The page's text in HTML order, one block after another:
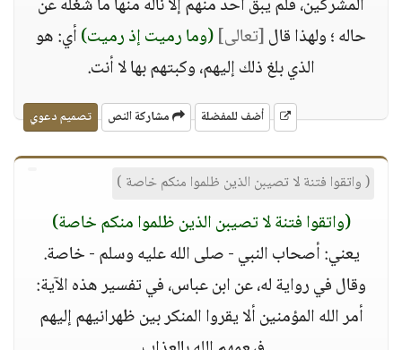
المشركين، فلم يبق أحد منهم إلا ناله منها ما شغله عن
حاله ؛ ولهذا قال[تعالى](وما رميت إذ رميت)أي: هو
الذي بلغ ذلك إليهم، وكبتهم بها لا أنت.
أضف للمفضلة مشاركة النص تصميم دعوي
( واتقوا فتنة لا تصيبن الذين ظلموا منكم خاصة )
(واتقوا فتنة لا تصيبن الذين ظلموا منكم خاصة)
يعني: أصحاب النبي - صلى الله عليه وسلم - خاصة.
وقال في رواية له، عن ابن عباس، في تفسير هذه الآية:
أمر الله المؤمنين ألا يقروا المنكر بين ظهرانيهم إليهم